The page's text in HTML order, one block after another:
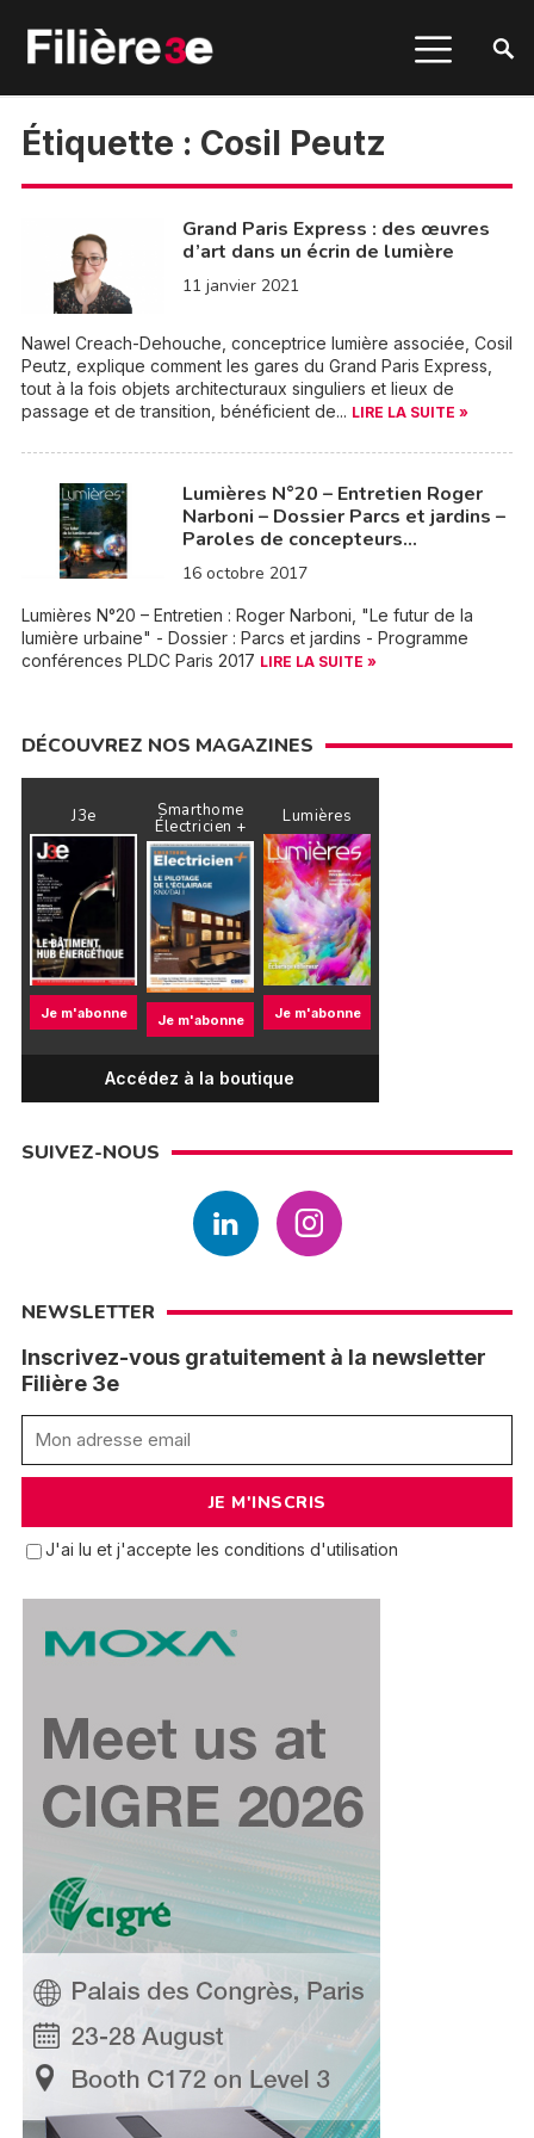
Étiquette : Cosil Peutz
Grand Paris Express : des œuvres
d’art dans un écrin de lumière
11 janvier 2021
Nawel Creach-Dehouche, conceptrice lumière associée, Cosil
Peutz, explique comment les gares du Grand Paris Express,
tout à la fois objets architecturaux singuliers et lieux de
passage et de transition, bénéficient de... LIRE LA SUITE »
Lumières N°20 – Entretien Roger
Narboni – Dossier Parcs et jardins –
Paroles de concepteurs…
16 octobre 2017
Lumières N°20 – Entretien : Roger Narboni, "Le futur de la
lumière urbaine" - Dossier : Parcs et jardins - Programme
conférences PLDC Paris 2017 LIRE LA SUITE »
DÉCOUVREZ NOS MAGAZINES
J3e
Je m'abonne
Smarthome
Électricien +
Je m'abonne
Lumières
Je m'abonne
Accédez à la boutique
SUIVEZ-NOUS
NEWSLETTER
Inscrivez-vous gratuitement à la newsletter
Filière 3e
J'ai lu et j'accepte les conditions d'utilisation